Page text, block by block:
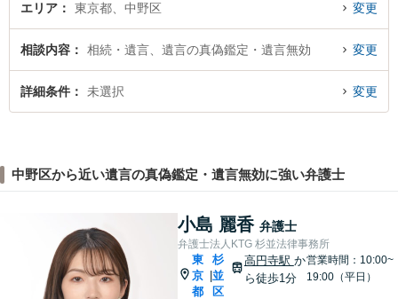
エリア 東京都、中野区 変更
相談内容 相続・遺言、遺言の真偽鑑定・遺言無効 変更
詳細条件 未選択 変更
中野区から近い遺言の真偽鑑定・遺言無効に強い弁護士
小島 麗香 弁護士
弁護士法人KTG 杉並法律事務所
東
京
都
杉
並
区
高円寺駅 か
ら徒歩1分
営業時間：10:00~
19:00（平日）